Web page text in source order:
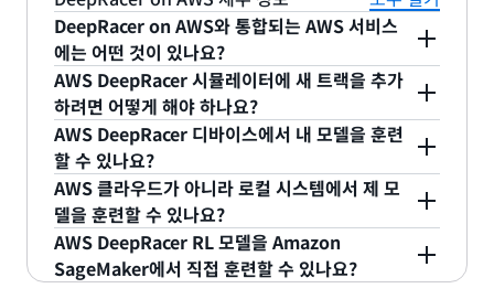
다.
라 입력을 사용하여 로컬에서 추론을 실행합니다.
AWS DeepRacer는 자율 주행을 시작 및 중지하는
데 사용하는 디바이스와 동일한 Wi-Fi 네트워크에 연
결되어야 합니다. 차량을 설정하는 방법에 대한 자세
한 내용은개발자 설명서를 참조하세요.
DeepRacer on AWS와 통합되는 AWS 서비스
에는 어떤 것이 있나요?
DeepRacer on AWS를 Amazon SageMaker와 통
합하면 강화 학습 모델 훈련을, AWS RoboMaker와
통합하면 경주 시뮬레이터를 사용할 수 있습니다. 또
한 Amazon Kinesis Video Streams와의 통합으로
는 가상 시뮬레이션 동영상 스트리밍, Amazon S3와
의 통합으로는 모델 저장, Amazon CloudWatch와
의 통합으로는 로그 캡처 기능이 제공됩니다.
AWS DeepRacer 시뮬레이터에 새 트랙을 추가
하려면 어떻게 해야 하나요?
현재, 개발자는 DeepRacer 시뮬레이터에 트랙을 추
가할 수 없습니다.
AWS DeepRacer 디바이스에서 내 모델을 훈련
할 수 있나요?
아니요. RL 모델을 훈련하려면 모델이 수행하는 동작
의 결과에 대한 피드백이 필요합니다. 이 피드백 루프
는 DeepRacer 시뮬레이터 내에 존재하며 실재하지
는 않습니다.
AWS 클라우드가 아니라 로컬 시스템에서 제 모
델을 훈련할 수 있나요?
현재로서는 DeepRacer가 로컬 훈련을 지원하지 않
습니다.
AWS DeepRacer RL 모델을 Amazon
SageMaker에서 직접 훈련할 수 있나요?